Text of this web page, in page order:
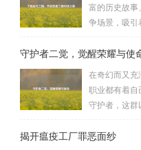
富的历史故
争场景，吸引
氛围，成为了
三国下载,开
《起凡三国
与挑战的三
的诸葛亮、忠
守护者二觉，觉醒荣耀与使
在奇幻而又充
职业都有着自
守护者，这群
至关重要的二
揭开瘟疫工厂罪恶面纱